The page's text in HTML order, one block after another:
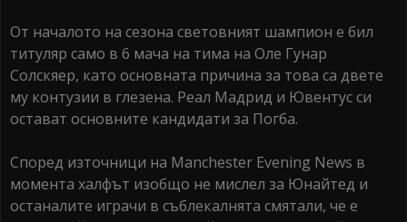
От началото на сезона световният шампион е бил
титуляр само в 6 мача на тима на Оле Гунар
Солскяер, като основната причина за това са двете
му контузии в глезена. Реал Мадрид и Ювентус си
остават основните кандидати за Погба.
Според източници на Manchester Evening News в
момента халфът изобщо не мислел за Юнайтед и
останалите играчи в съблекалнята смятали, че е